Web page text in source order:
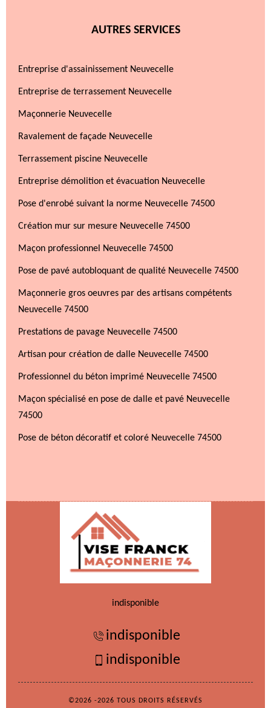
AUTRES SERVICES
Entreprise d'assainissement Neuvecelle
Entreprise de terrassement Neuvecelle
Maçonnerie Neuvecelle
Ravalement de façade Neuvecelle
Terrassement piscine Neuvecelle
Entreprise démolition et évacuation Neuvecelle
Pose d'enrobé suivant la norme Neuvecelle 74500
Création mur sur mesure Neuvecelle 74500
Maçon professionnel Neuvecelle 74500
Pose de pavé autobloquant de qualité Neuvecelle 74500
Maçonnerie gros oeuvres par des artisans compétents
Neuvecelle 74500
Prestations de pavage Neuvecelle 74500
Artisan pour création de dalle Neuvecelle 74500
Professionnel du béton imprimé Neuvecelle 74500
Maçon spécialisé en pose de dalle et pavé Neuvecelle
74500
Pose de béton décoratif et coloré Neuvecelle 74500
indisponible
indisponible
indisponible
©2026 -2026 TOUS DROITS RÉSERVÉS